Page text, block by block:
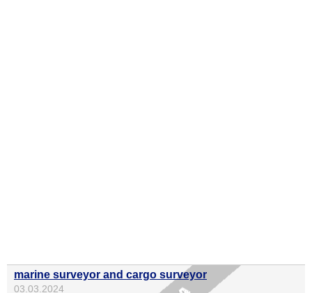
marine surveyor and cargo surveyor
03.03.2024